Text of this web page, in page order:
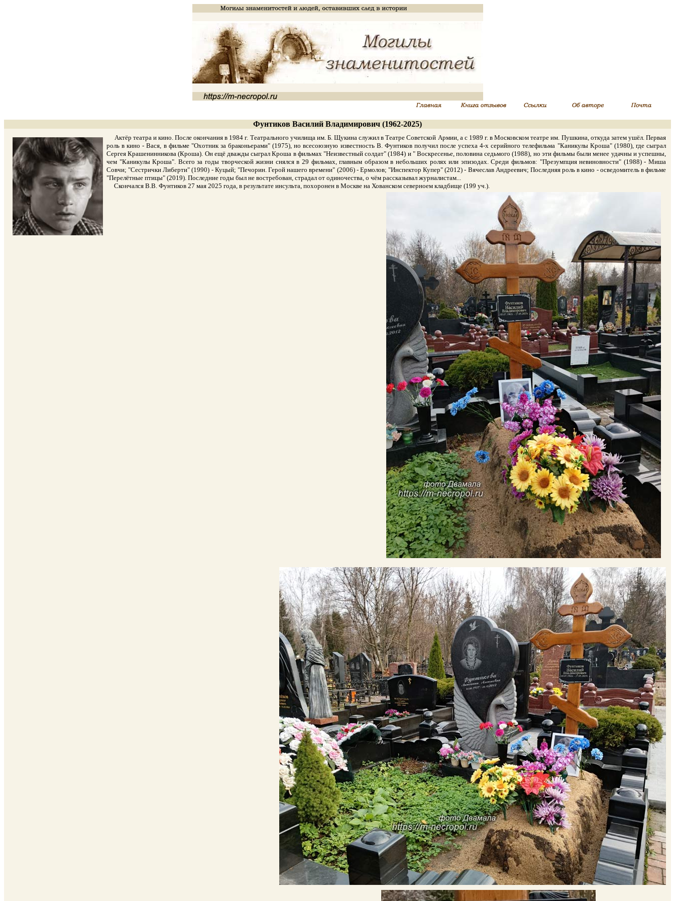
Фунтиков Василий Владимирович (1962-2025)
Актёр театра и кино. После окончания в 1984 г. Театрального училища им. Б. Щукина служил в Театре Советской Армии, а с 1989 г. в Московском театре им. Пушкина, откуда затем ушёл. Первая
роль в кино - Вася, в фильме "Охотник за браконьерами" (1975), но всесоюзную известность В. Фунтиков получил после успеха 4-х серийного телефильма "Каникулы Кроша" (1980), где сыграл
Сергея Крашенинникова (Кроша). Он ещё дважды сыграл Кроша в фильмах "Неизвестный солдат" (1984) и " Воскресенье, половина седьмого (1988), но эти фильмы были менее удачны и успешны,
чем "Каникулы Кроша". Всего за годы творческой жизни снялся в 29 фильмах, главным образом в небольших ролях или эпизодах. Среди фильмов: "Презумпция невиновности" (1988) - Миша
Совчи; "Сестрички Либерти" (1990) - Куцый; "Печорин. Герой нашего времени" (2006) - Ермолов; "Инспектор Купер" (2012) - Вячеслав Андреевич; Последняя роль в кино - осведомитель в фильме
"Перелётные птицы" (2019). Последние годы был не востребован, страдал от одиночества, о чём рассказывал журналистам...
Скончался В.В. Фунтиков 27 мая 2025 года, в результате инсульта, похоронен в Москве на Хованском северноем кладбище (199 уч.).